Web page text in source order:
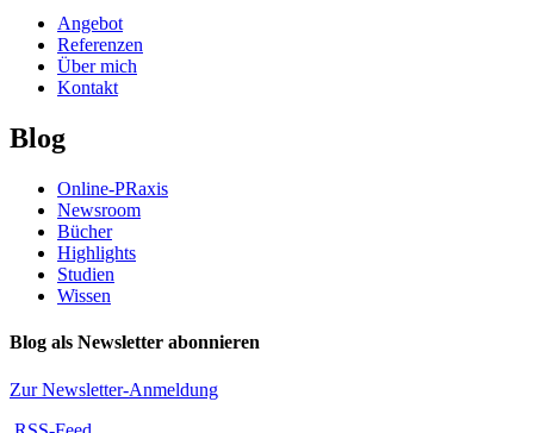
Angebot
Referenzen
Über mich
Kontakt
Blog
Online-PRaxis
Newsroom
Bücher
Highlights
Studien
Wissen
Blog als Newsletter abonnieren
Zur Newsletter-Anmeldung